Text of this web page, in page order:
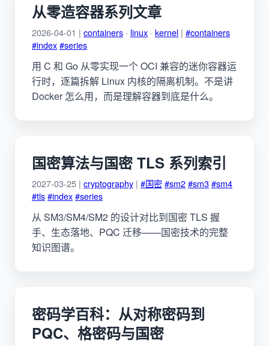
从零造容器系列文章
2026-04-01 | containers · linux · kernel | #containers
#index#series
用 C 和 Go 从零实现一个 OCI 兼容的迷你容器运
行时，逐篇拆解 Linux 内核的隔离机制。不是讲
Docker 怎么用，而是理解容器到底是什么。
国密算法与国密 TLS 系列索引
2027-03-25 | cryptography | #国密#sm2#sm3#sm4
#tls#index#series
从 SM3/SM4/SM2 的设计对比到国密 TLS 握
手、生态落地、PQC 迁移——国密技术的完整
知识图谱。
密码学百科：从对称密码到
PQC、格密码与国密